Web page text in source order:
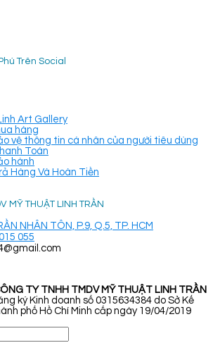
Trên Social
Art Gallery
hàng
vệ thông tin cá nhân của người tiêu dùng
Toán
hành
Hàng Và Hoàn Tiền
MỸ THUẬT LINH TRẦN
NHÂN TÔN, P.9, Q.5, TP. HCM
055
TY TNHH TMDV MỸ THUẬT LINH TRẦN
ký Kinh doanh số 0315634384 do Sở Kế
phố Hồ Chí Minh cấp ngày 19/04/2019